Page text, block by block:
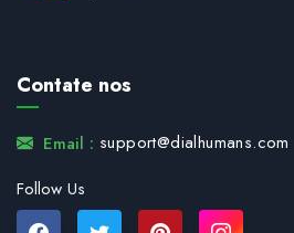
Contate nos
Email : support@dialhumans.com
Follow Us